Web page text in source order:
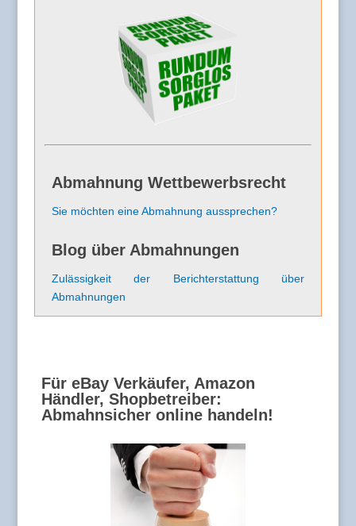
Abmahnung Wettbewerbsrecht
Sie möchten eine Abmahnung aussprechen?
Blog über Abmahnungen
Zulässigkeit der Berichterstattung über
Abmahnungen
Für eBay Verkäufer, Amazon
Händler, Shopbetreiber:
Abmahnsicher online handeln!